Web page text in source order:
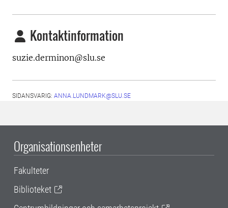
Kontaktinformation
suzie.derminon@slu.se
SIDANSVARIG: ANNA.LUNDMARK@SLU.SE
Organisationsenheter
Fakulteter
Biblioteket